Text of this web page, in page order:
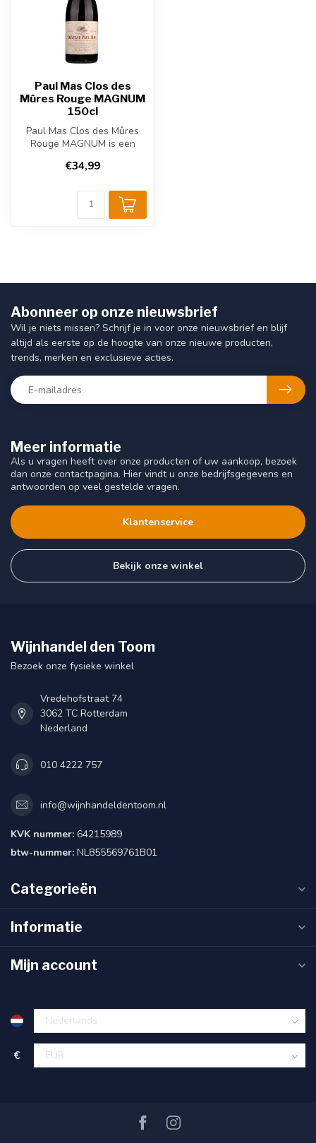
Paul Mas Clos des
Mûres Rouge MAGNUM
150cl
Paul Mas Clos des Mûres
Rouge MAGNUM is een
uit de La...
€34,99
Meer informatie
Als u vragen heeft over onze producten of uw aankoop, bezoek
dan onze contactpagina. Hier vindt u onze bedrijfsgegevens en
antwoorden op veel gestelde vragen.
Klantenservice
Bekijk onze winkel
Abonneer op onze nieuwsbrief
Wil je niets missen? Schrijf je in voor onze nieuwsbrief en blijf
altijd als eerste op de hoogte van onze nieuwe producten,
trends, merken en exclusieve acties.
Wijnhandel den Toom
Bezoek onze fysieke winkel
Vredehofstraat 74
3062 TC Rotterdam
Nederland
010 4222 757
info@wijnhandeldentoom.nl
KVK nummer: 64215989
btw-nummer: NL855569761B01
Categorieën
Informatie
Mijn account
€